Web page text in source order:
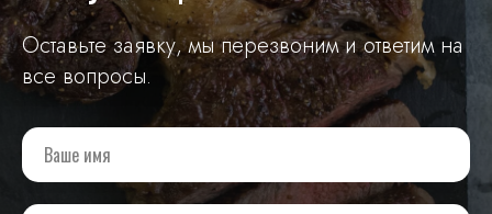
Оставьте заявку, мы перезвоним и ответим на
все вопросы.